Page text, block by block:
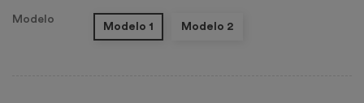
Modelo
Modelo 1 Modelo 2